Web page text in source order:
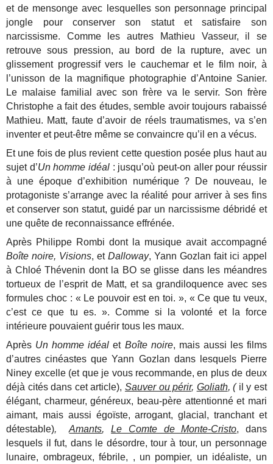
et de mensonge avec lesquelles son personnage principal
jongle pour conserver son statut et satisfaire son
narcissisme. Comme les autres Mathieu Vasseur, il se
retrouve sous pression, au bord de la rupture, avec un
glissement progressif vers le cauchemar et le film noir, à
l’unisson de la magnifique photographie d’Antoine Sanier.
Le malaise familial avec son frère va le servir. Son frère
Christophe a fait des études, semble avoir toujours rabaissé
Mathieu. Matt, faute d’avoir de réels traumatismes, va s’en
inventer et peut-être même se convaincre qu’il en a vécus.
Et une fois de plus revient cette question posée plus haut au
sujet d’Un homme idéal : jusqu’où peut-on aller pour réussir
à une époque d’exhibition numérique ? De nouveau, le
protagoniste s’arrange avec la réalité pour arriver à ses fins
et conserver son statut, guidé par un narcissisme débridé et
une quête de reconnaissance effrénée.
Après Philippe Rombi dont la musique avait accompagné
Boîte noire, Visions, etDalloway, Yann Gozlan fait ici appel
à Chloé Thévenin dont la BO se glisse dans les méandres
tortueux de l’esprit de Matt, et sa grandiloquence avec ses
formules choc : « Le pouvoir est en toi. », « Ce que tu veux,
c’est ce que tu es. ». Comme si la volonté et la force
intérieure pouvaient guérir tous les maux.
Après Un homme idéal et Boîte noire, mais aussi les films
d’autres cinéastes que Yann Gozlan dans lesquels Pierre
Niney excelle (et que je vous recommande, en plus de deux
déjà cités dans cet article), Sauver ou périr, Goliath, ( il y est
élégant, charmeur, généreux, beau-père attentionné et mari
aimant, mais aussi égoïste, arrogant, glacial, tranchant et
détestable),Amants,Le Comte de Monte-Cristo, dans
lesquels il fut, dans le désordre, tour à tour, un personnage
lunaire, ombrageux, fébrile, , un pompier, un idéaliste, un